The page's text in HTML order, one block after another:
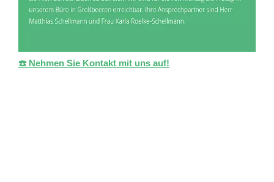
☎️ Nehmen Sie Kontakt mit uns auf!